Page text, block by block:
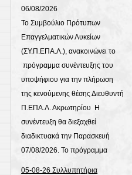
06/08/2026
Το Συμβούλιο Πρότυπων
Επαγγελματικών Λυκείων
(ΣΥ.Π.ΕΠΑ.Λ.), ανακοινώνει το
πρόγραμμα συνέντευξης του
υποψήφιου για την πλήρωση
της κενούμενης θέσης Διευθυντή
Π.ΕΠΑ.Λ. Ακρωτηρίου Η
συνέντευξη θα διεξαχθεί
διαδικτυακά την Παρασκευή
07/08/2026. Το πρόγραμμα
05-08-26 Συλλυπητήρια